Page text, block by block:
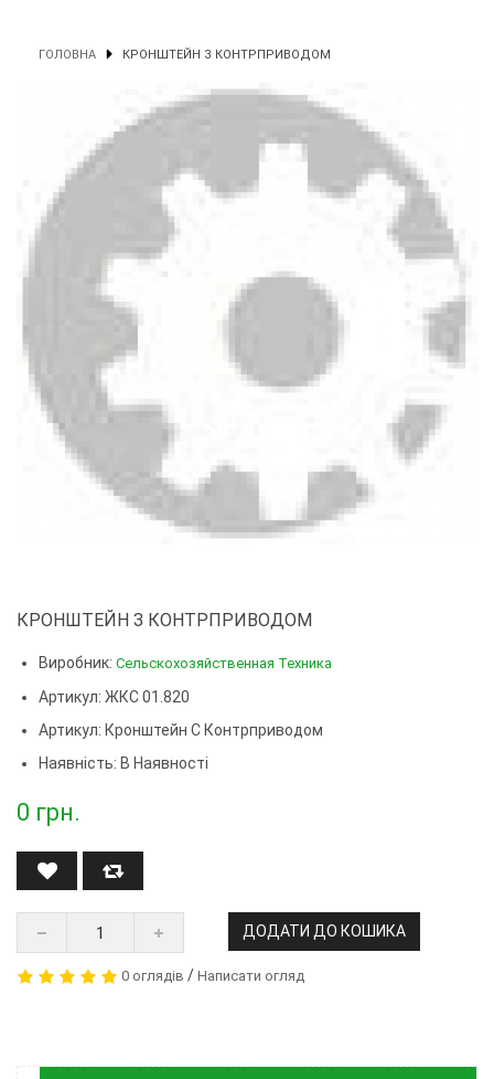
ГОЛОВНА КРОНШТЕЙН З КОНТРПРИВОДОМ
КРОНШТЕЙН З КОНТРПРИВОДОМ
Виробник: Сельскохозяйственная Техника
Артикул: ЖКС 01.820
Артикул: Кронштейн С Контрприводом
Наявність: В Наявності
0 грн.
ДОДАТИ ДО КОШИКА
0 оглядів / Написати огляд